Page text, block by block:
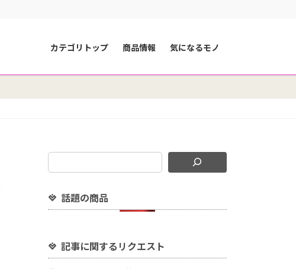
カテゴリトップ 商品情報 気になるモノ
話題の商品
記事に関するリクエスト